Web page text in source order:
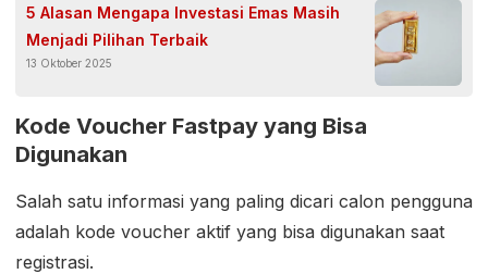
5 Alasan Mengapa Investasi Emas Masih
Menjadi Pilihan Terbaik
13 Oktober 2025
Kode Voucher Fastpay yang Bisa
Digunakan
Salah satu informasi yang paling dicari calon pengguna
adalah kode voucher aktif yang bisa digunakan saat
registrasi.